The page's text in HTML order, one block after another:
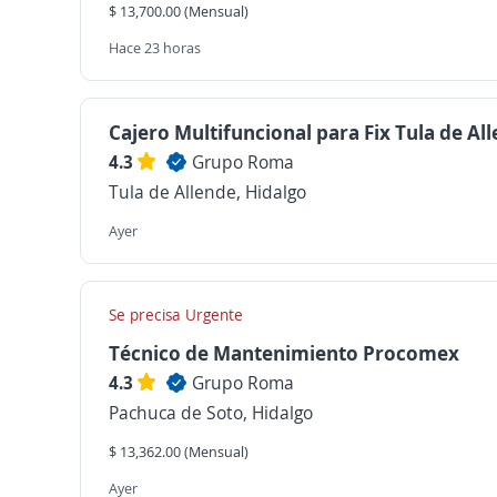
$ 13,700.00 (Mensual)
Hace 23 horas
Cajero Multifuncional para Fix Tula de
4.3
Grupo Roma
Tula de Allende, Hidalgo
Ayer
Se precisa Urgente
Técnico de Mantenimiento Procomex
4.3
Grupo Roma
Pachuca de Soto, Hidalgo
$ 13,362.00 (Mensual)
Ayer